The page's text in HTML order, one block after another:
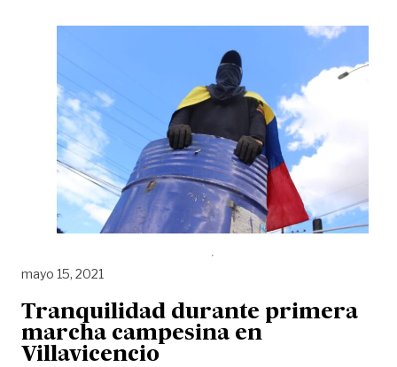
mayo 15, 2021
Tranquilidad durante primera
marcha campesina en
Villavicencio